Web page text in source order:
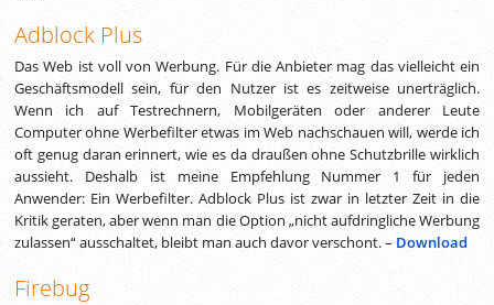
Adblock Plus
Das Web ist voll von Werbung. Für die Anbieter mag das vielleicht ein
Geschäftsmodell sein, für den Nutzer ist es zeitweise unerträglich.
Wenn ich auf Testrechnern, Mobilgeräten oder anderer Leute
Computer ohne Werbefilter etwas im Web nachschauen will, werde ich
oft genug daran erinnert, wie es da draußen ohne Schutzbrille wirklich
aussieht. Deshalb ist meine Empfehlung Nummer 1 für jeden
Anwender: Ein Werbefilter. Adblock Plus ist zwar in letzter Zeit in die
Kritik geraten, aber wenn man die Option „nicht aufdringliche Werbung
zulassen“ ausschaltet, bleibt man auch davor verschont. – Download
Firebug